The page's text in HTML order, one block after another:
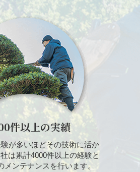
件以上の実績
が多いほどその技術に活か
は累計4000件以上の経験と
メンテナンスを行います。